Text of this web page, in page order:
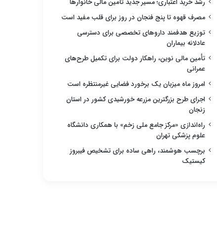
مصرف قهوه تا پنج فنجان در روز برای قلب مفید است
توزیع هدفمند داروهای تخصصی برای دسترسی
عادلانه بیماران
تأمین مالی نوین، راهکار دولت برای تکمیل طرح‌های
عمرانی
امروز ماه میزبان یک برخورد فضایی غیرمنتظره است
اجرای طرح بزرگترین مزرعه خورشیدی کشور در استان
زنجان
راه‌اندازی «مرکز جامع ملی زخم» با همکاری دانشگاه
علوم پزشکی تهران
برچسب هوشمند، راهی ساده برای تشخیص فیبروز
کیستیک